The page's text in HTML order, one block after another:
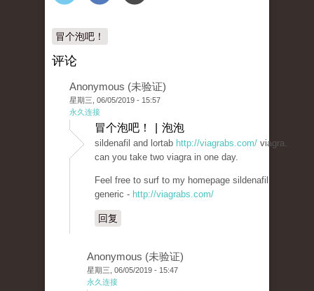
冒个泡吧！
评论
Anonymous (未验证)
星期三, 06/05/2019 - 15:57
永久连接
冒个泡吧！ | 泡泡
sildenafil and lortab http://viagrabs.com/ viagra.
can you take two viagra in one day.
Feel free to surf to my homepage sildenafil
generic - http://viagrabs.com/
回复
Anonymous (未验证)
星期三, 06/05/2019 - 15:47
永久连接